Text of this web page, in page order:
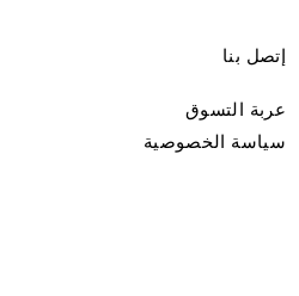
إتصل بنا
عربة التسوق
سياسة الخصوصية